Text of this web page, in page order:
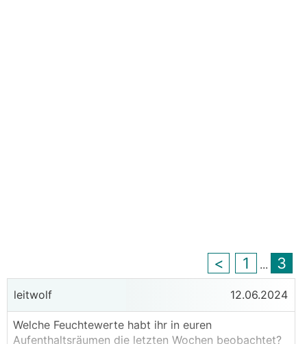
< 1 ... 3
leitwolf 12.06.2024
Welche Feuchtewerte habt ihr in euren
Aufenthaltsräumen die letzten Wochen beobachtet?